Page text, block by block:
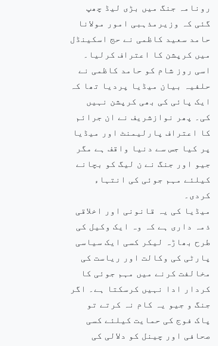
رونامہ جنگ میں بڑی لیڈ چھپ
گئی کہ وزیرمذہبی امور مولانا
حامد سعید کاظمی نے حج اسکینڈل
میں کرپشن کا اعتراف کرلیا۔
اسی روز شام کو حامد کاظمی نے
حلفیہ بیان میڈیا پردیا تھا کہ
ایک پائی کی بھی کرپشن نہیں
کی۔ پھر نوازشریف نے ان جرائم
کا اعتراف پارلیمنٹ اور میڈیا
پر کیا جس سے دنیا واقف ہے مگر
جیو اور جنگ نے ن لیگ کو بچانے
کیلئے مہم جوئی کی انتہاء
کردی۔
میڈیا کی یہ قانونی اور اخلاقی
ذمہ داری ہے کہ وہ ایک وکیل کی
طرح بھاڑہ لیکر کسی ایک سیاسی
پارٹی کی وکالت اور ریاست کی
مخالفت کرنے میں مہم جوئی کا
کردار ادا نہیں کرسکتا ہے۔ اگر
جنگ و جیو یہ کام نہ کرتے تو
پاک فوج کی حمایت کیلئے کسی
صحافی اور چینل کو دلالی کی